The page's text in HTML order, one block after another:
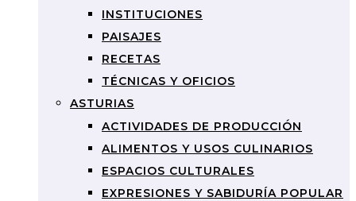
INSTITUCIONES
PAISAJES
RECETAS
TÉCNICAS Y OFICIOS
ASTURIAS
ACTIVIDADES DE PRODUCCIÓN
ALIMENTOS Y USOS CULINARIOS
ESPACIOS CULTURALES
EXPRESIONES Y SABIDURÍA POPULAR